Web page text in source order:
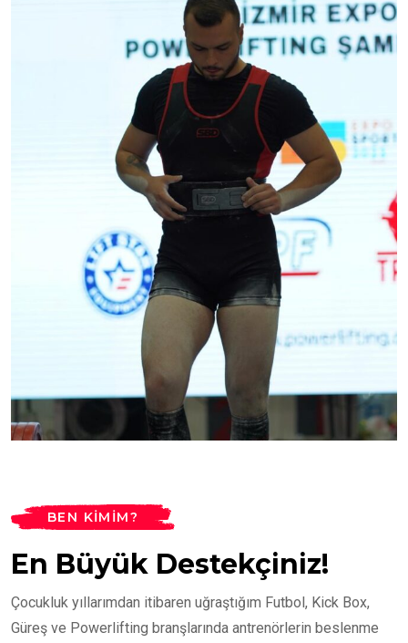
BEN KIMIM?
En Büyük Destekçiniz!
Çocukluk yıllarımdan itibaren uğraştığım Futbol, Kick Box,
Güreş ve Powerlifting branşlarında antrenörlerin beslenme